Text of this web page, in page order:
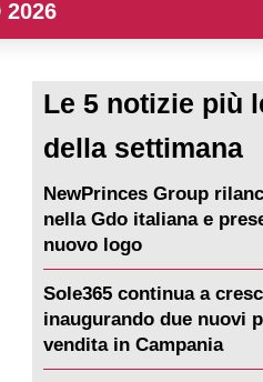
2026
Le 5 notizie più
della settimana
NewPrinces Group
nella Gdo italiana e
nuovo logo
Sole365 continua a
inaugurando due nuovi
vendita in Campania